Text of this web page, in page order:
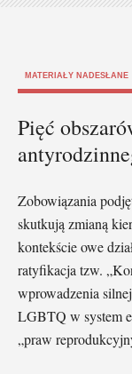
MATERIAŁY NADESŁANE
Pięć
Zobowiązania
skutkują zmianą
kontekście owe
ratyfikacja tzw.
wprowadzenia
LGBTQ w system
„praw